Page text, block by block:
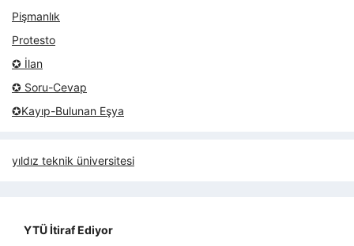
Pişmanlık
Protesto
✪ İlan
✪ Soru-Cevap
✪Kayıp-Bulunan Eşya
yıldız teknik üniversitesi
YTÜ İtiraf Ediyor